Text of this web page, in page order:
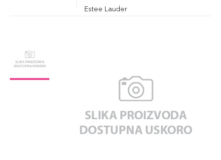
Estee Lauder